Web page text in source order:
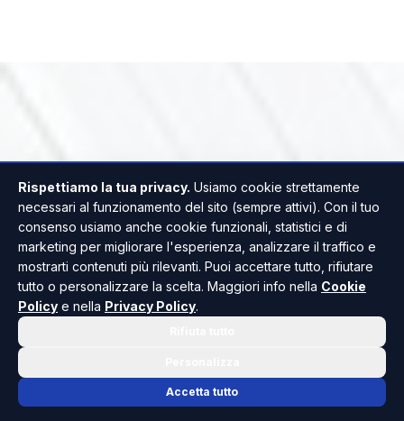
Rispettiamo la tua privacy. Usiamo cookie strettamente
necessari al funzionamento del sito (sempre attivi). Con il tuo
consenso usiamo anche cookie funzionali, statistici e di
marketing per migliorare l'esperienza, analizzare il traffico e
mostrarti contenuti più rilevanti. Puoi accettare tutto, rifiutare
tutto o personalizzare la scelta. Maggiori info nella Cookie
Policy e nella Privacy Policy.
Accetta tutto